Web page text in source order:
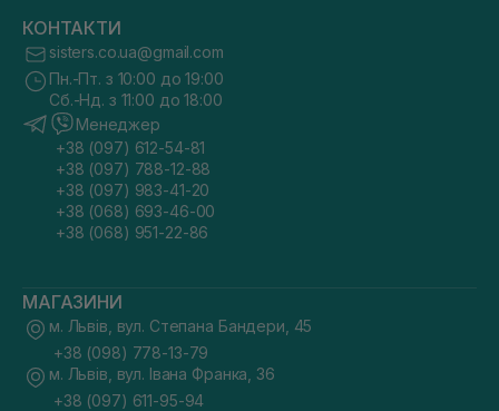
КОНТАКТИ
sisters.co.ua@gmail.com
Пн.-Пт. з 10:00 до 19:00
Сб.-Нд. з 11:00 до 18:00
Менеджер
+38 (097) 612-54-81
+38 (097) 788-12-88
+38 (097) 983-41-20
+38 (068) 693-46-00
+38 (068) 951-22-86
МАГАЗИНИ
м. Львів, вул. Степана Бандери, 45
+38 (098) 778-13-79
м. Львів, вул. Івана Франка, 36
+38 (097) 611-95-94